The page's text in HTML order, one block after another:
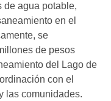
de agua potable,
en el
se
de pesos
del Lago de
con el
las comunidades.